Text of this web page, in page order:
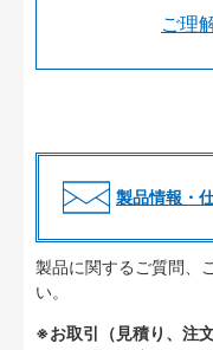
ご理
製品情報・
製品に関するご質問、
い。
※お取引（見積り、注